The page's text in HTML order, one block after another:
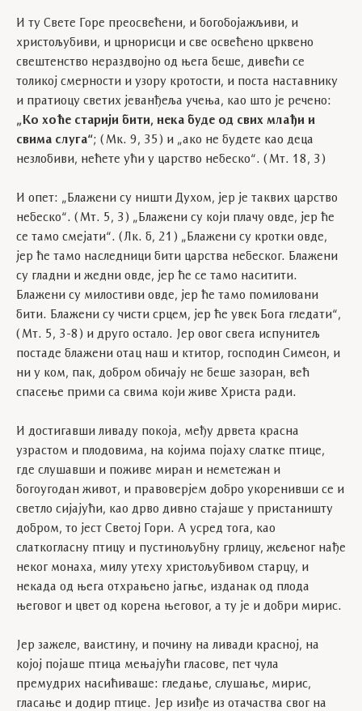
И ту Свете Горе преосвећени, и богобојажљиви, и
христољубиви, и црнорисци и све освећено црквено
свештенство нераздвојно од њега беше, дивећи се
толикој смерности и узору кротости, и поста наставнику
и пратиоцу светих јеванђеља учења, као што је речено:
„Ко хоће старији бити, нека буде од свих млађи и
свима слуга“; (Мк. 9, 35) и „ако не будете као деца
незлобиви, нећете ући у царство небеско“. (Мт. 18, 3)
И опет: „Блажени су ништи Духом, јер је таквих царство
небеско“. (Мт. 5, 3) „Блажени су који плачу овде, јер ће
се тамо смејати“. (Лк. б, 21) „Блажени су кротки овде,
јер ће тамо наследници бити царства небеског. Блажени
су гладни и жедни овде, јер ће се тамо наситити.
Блажени су милостиви овде, јер ће тамо помиловани
бити. Блажени су чисти срцем, јер ће увек Бога гледати“,
(Мт. 5, 3-8) и друго остало. Јер овог свега испунитељ
постаде блажени отац наш и ктитор, господин Симеон, и
ни у ком, пак, добром обичају не беше зазоран, већ
спасење прими са свима који живе Христа ради.
И достигавши ливаду покоја, међу дрвета красна
узрастом и плодовима, на којима појаху слатке птице,
где слушавши и поживе миран и неметежан и
богоугодан живот, и правоверјем добро укоренивши се и
светло сијајући, као дрво дивно стајаше у пристаништу
добром, то јест Светој Гори. А усред тога, као
слаткогласну птицу и пустинољубну грлицу, жељеног нађе
неког монаха, милу утеху христољубивом старцу, и
некада од њега отхрањено јагње, изданак од плода
његовог и цвет од корена његовог, а ту је и добри мирис.
Јер зажеле, ваистину, и почину на ливади красној, на
којој појаше птица мењајући гласове, пет чула
премудрих насићиваше: гледање, слушање, мирис,
гласање и додир птице. Јер изиђе из отачаства свог на